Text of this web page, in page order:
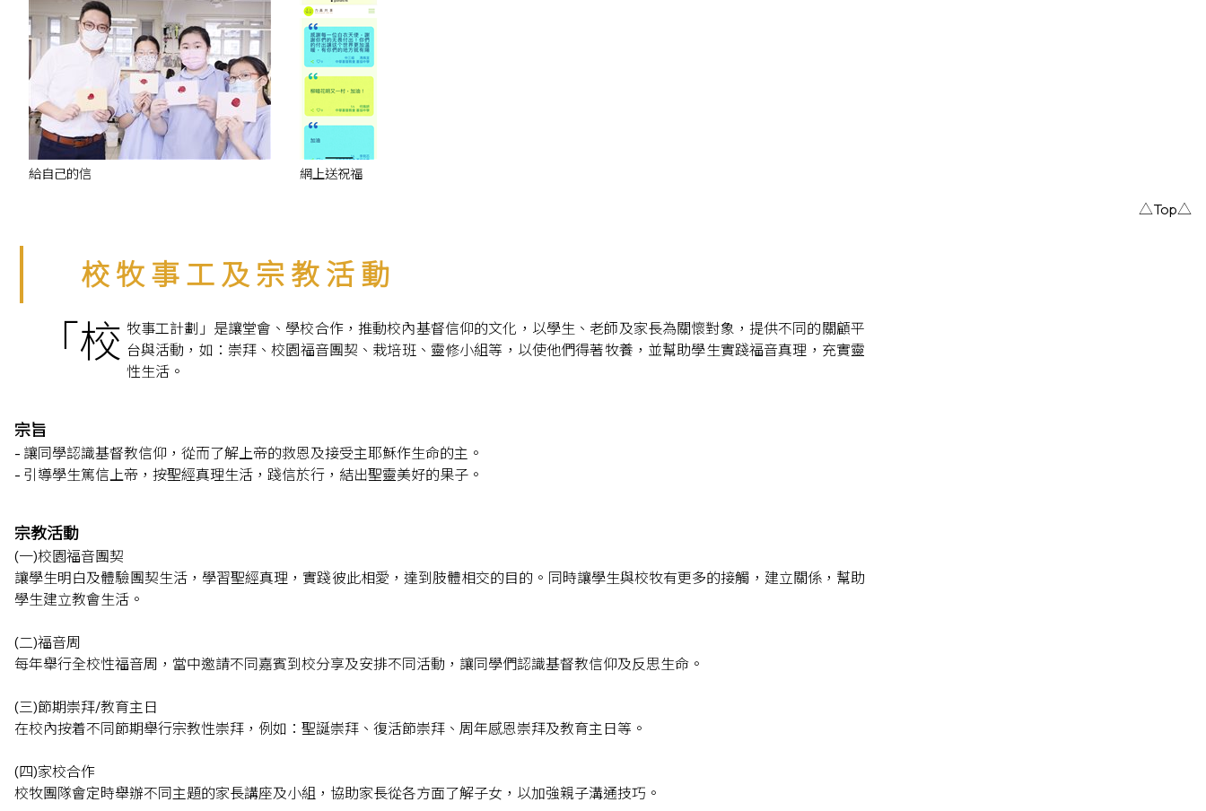
給自己的信 網上送祝福
△Top△
校 牧 事 工 及 宗 教 活 動
「校 牧事工計劃」是讓堂會、學校合作，推動校內基督信仰的文化，以學生、老師及家長為關懷對象，提供不同的關顧平
台與活動，如：崇拜、校園福音團契、栽培班、靈修小組等，以使他們得著牧養，並幫助學生實踐福音真理，充實靈
性生活。
宗旨
- 讓同學認識基督教信仰，從而了解上帝的救恩及接受主耶穌作生命的主。
- 引導學生篤信上帝，按聖經真理生活，踐信於行，結出聖靈美好的果子。
宗教活動
(一)校園福音團契
讓學生明白及體驗團契生活，學習聖經真理，實踐彼此相愛，達到肢體相交的目的。同時讓學生與校牧有更多的接觸，建立關係，幫助
學生建立教會生活。
(二)福音周
每年舉行全校性福音周，當中邀請不同嘉賓到校分享及安排不同活動，讓同學們認識基督教信仰及反思生命。
(三)節期崇拜/教育主日
在校內按着不同節期舉行宗教性崇拜，例如：聖誕崇拜、復活節崇拜、周年感恩崇拜及教育主日等。
(四)家校合作
校牧團隊會定時舉辦不同主題的家長講座及小組，協助家長從各方面了解子女，以加強親子溝通技巧。